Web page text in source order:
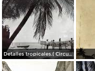
Detalles tropicales.( Circulada el 11 de Octubre de 1944 ).